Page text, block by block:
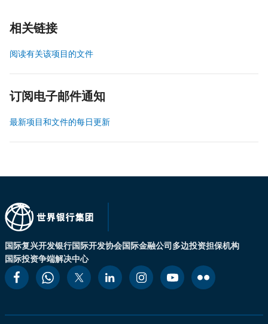
相关链接
阅读有关该项目的文件
订阅电子邮件通知
最新项目和文件的每日更新
国际复兴开发银行国际开发协会国际金融公司多边投资担保机构
国际投资争端解决中心